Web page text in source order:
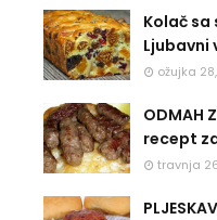
Kolač sa
Ljubavni
ožujka
ODMAH
recept
travnja